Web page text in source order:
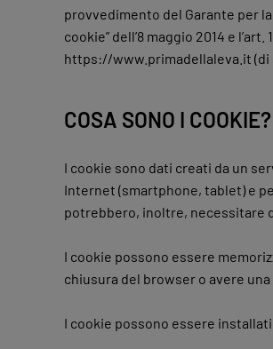
provvedimento del Garante per
cookie” dell’8 maggio 2014 e
https://www.primadellaleva.it (di
COSA SONO I COOKIE?
I cookie sono dati creati da un
Internet (smartphone, tablet) e
potrebbero, inoltre, necessitare
I cookie possono essere
chiusura del browser o avere
I cookie possono essere